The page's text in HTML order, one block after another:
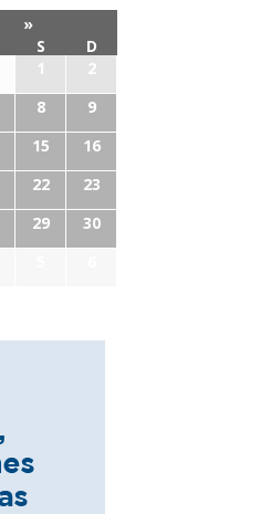
»
S
D
1
2
8
9
15
16
22
23
29
30